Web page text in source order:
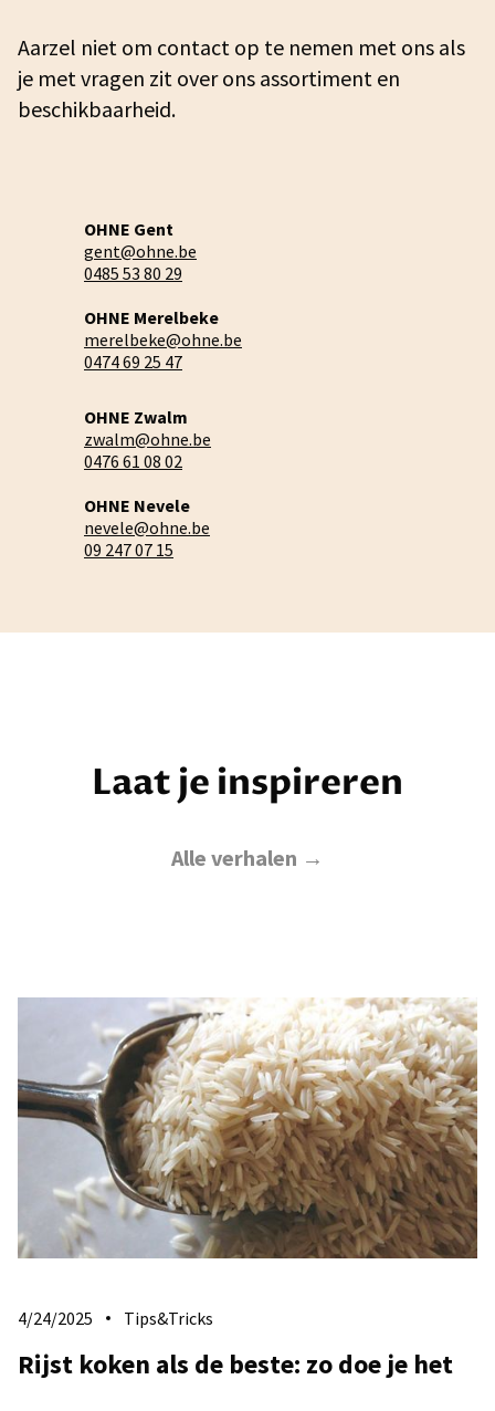
Aarzel niet om contact op te nemen met ons als
je met vragen zit over ons assortiment en
beschikbaarheid.
OHNE Gent
gent@ohne.be
0485 53 80 29
OHNE Merelbeke
merelbeke@ohne.be
0474 69 25 47
OHNE Zwalm
zwalm@ohne.be
0476 61 08 02
OHNE Nevele
nevele@ohne.be
09 247 07 15
Laat je inspireren
Alle verhalen →
4/24/2025 Tips&Tricks
Rijst koken als de beste: zo doe je het